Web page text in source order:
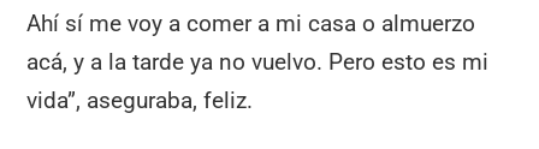
Ahí sí me voy a comer a mi casa o almuerzo
acá, y a la tarde ya no vuelvo. Pero esto es mi
vida”, aseguraba, feliz.